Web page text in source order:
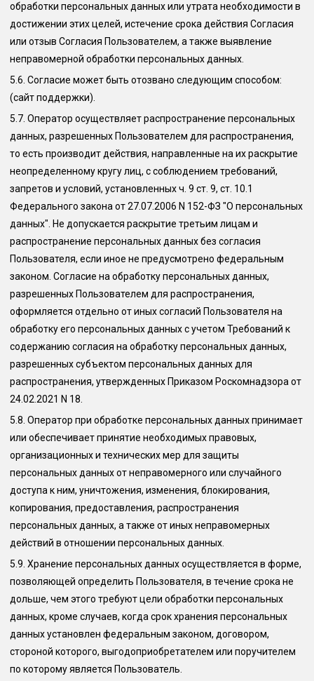
обработки персональных данных или утрата необходимости в
достижении этих целей, истечение срока действия Согласия
или отзыв Согласия Пользователем, а также выявление
неправомерной обработки персональных данных.
5.6. Согласие может быть отозвано следующим способом:
(сайт поддержки)
5.7. Оператор осуществляет распространение персональных
данных, разрешенных Пользователем для распространения,
то есть производит действия, направленные на их раскрытие
неопределенному кругу лиц, с соблюдением требований,
запретов и условий, установленных ч. 9 ст. 9, ст. 10.1
Федерального закона от 27.07.2006 N 152-ФЗ "О персональных
данных". Не допускается раскрытие третьим лицам и
распространение персональных данных без согласия
Пользователя, если иное не предусмотрено федеральным
законом. Согласие на обработку персональных данных,
разрешенных Пользователем для распространения,
оформляется отдельно от иных согласий Пользователя на
обработку его персональных данных с учетом Требований к
содержанию согласия на обработку персональных данных,
разрешенных субъектом персональных данных для
распространения, утвержденных Приказом Роскомнадзора от
24.02.2021 N 18.
5.8. Оператор при обработке персональных данных принимает
или обеспечивает принятие необходимых правовых,
организационных и технических мер для защиты
персональных данных от неправомерного или случайного
доступа к ним, уничтожения, изменения, блокирования,
копирования, предоставления, распространения
персональных данных, а также от иных неправомерных
действий в отношении персональных данных.
5.9. Хранение персональных данных осуществляется в форме,
позволяющей определить Пользователя, в течение срока не
дольше, чем этого требуют цели обработки персональных
данных, кроме случаев, когда срок хранения персональных
данных установлен федеральным законом, договором,
стороной которого, выгодоприобретателем или поручителем
по которому является Пользователь.